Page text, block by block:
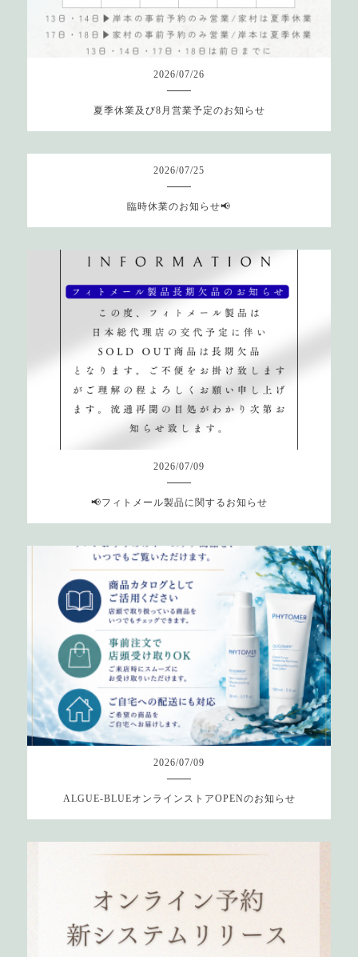
2026/07/26
夏季休業及び8月営業予定のお知らせ
2026/07/25
臨時休業のお知らせ📢
2026/07/09
📢フィトメール製品に関するお知らせ
2026/07/09
ALGUE-BLUEオンラインストアOPENのお知らせ